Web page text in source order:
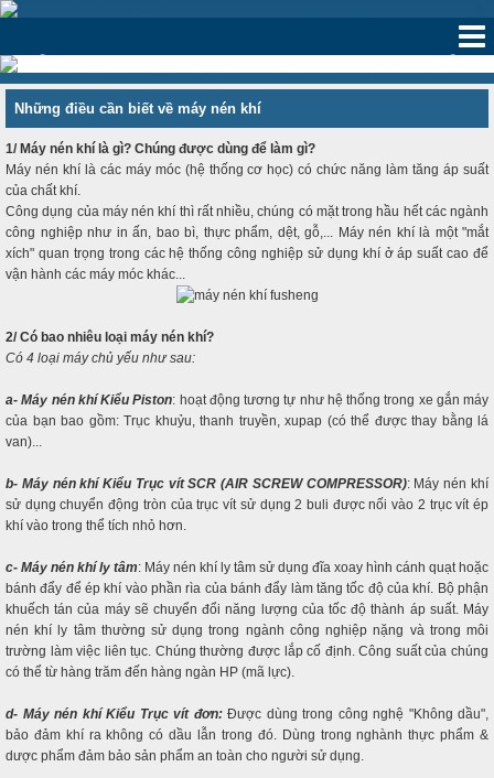
‹ ›
Những điều cần biết về máy nén khí
1/ Máy nén khí là gì? Chúng được dùng để làm gì?
Máy nén khí là các máy móc (hệ thống cơ học) có chức năng làm tăng áp suất
của chất khí.
Công dụng của máy nén khí thì rất nhiều, chúng có mặt trong hầu hết các ngành
công nghiệp như in ấn, bao bì, thực phẩm, dệt, gỗ,... Máy nén khí là một "mắt
xích" quan trọng trong các hệ thống công nghiệp sử dụng khí ở áp suất cao để
vận hành các máy móc khác...
2/ Có bao nhiêu loại máy nén khí?
Có 4 loại máy chủ yếu như sau:
a- Máy nén khí Kiểu Piston: hoạt động tương tự như hệ thống trong xe gắn máy
của bạn bao gồm: Trục khuỷu, thanh truyền, xupap (có thể được thay bằng lá
van)...
b- Máy nén khí Kiểu Trục vít SCR (AIR SCREW COMPRESSOR): Máy nén khí
sử dụng chuyển động tròn của trục vít sử dụng 2 buli được nối vào 2 trục vít ép
khí vào trong thể tích nhỏ hơn.
c- Máy nén khí ly tâm: Máy nén khí ly tâm sử dụng đĩa xoay hình cánh quạt hoặc
bánh đẩy để ép khí vào phần rìa của bánh đẩy làm tăng tốc độ của khí. Bộ phận
khuếch tán của máy sẽ chuyển đổi năng lượng của tốc độ thành áp suất. Máy
nén khí ly tâm thường sử dụng trong ngành công nghiệp nặng và trong môi
trường làm việc liên tục. Chúng thường được lắp cố định. Công suất của chúng
có thể từ hàng trăm đến hàng ngàn HP (mã lực).
d- Máy nén khí Kiểu Trục vít đơn:Được dùng trong công nghệ "Không dầu",
bảo đảm khí ra không có dầu lẫn trong đó. Dùng trong nghành thực phẩm &
dược phẩm đảm bảo sản phẩm an toàn cho người sử dụng.